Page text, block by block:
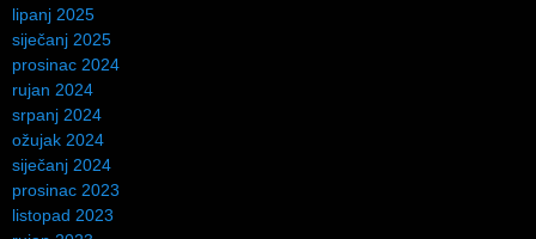
lipanj 2025
siječanj 2025
prosinac 2024
rujan 2024
srpanj 2024
ožujak 2024
siječanj 2024
prosinac 2023
listopad 2023